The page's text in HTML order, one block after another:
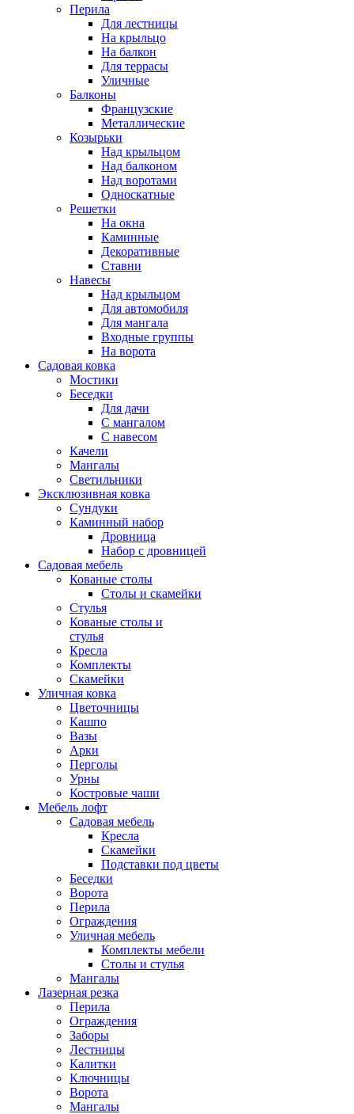
Перила
Для лестницы
На крыльцо
На балкон
Для террасы
Уличные
Балконы
Французские
Металлические
Козырьки
Над крыльцом
Над балконом
Над воротами
Односкатные
Решетки
На окна
Каминные
Декоративные
Cтавни
Навесы
Над крыльцом
Для автомобиля
Для мангала
Входные группы
На ворота
Садовая ковка
Мостики
Беседки
Для дачи
С мангалом
С навесом
Качели
Мангалы
Светильники
Эксклюзивная ковка
Cундуки
Каминный набор
Дровница
Набор с дровницей
Садовая мебель
Кованые столы
Столы и скамейки
Стулья
Кованые столы и
стулья
Кресла
Комплекты
Скамейки
Уличная ковка
Цветочницы
Кашпо
Вазы
Арки
Перголы
Урны
Костровые чаши
Мебель лофт
Садовая мебель
Кресла
Скамейки
Подставки под цветы
Беседки
Ворота
Перила
Ограждения
Уличная мебель
Комплекты мебели
Столы и стулья
Мангалы
Лазерная резка
Перила
Ограждения
Заборы
Лестницы
Калитки
Ключницы
Ворота
Мангалы